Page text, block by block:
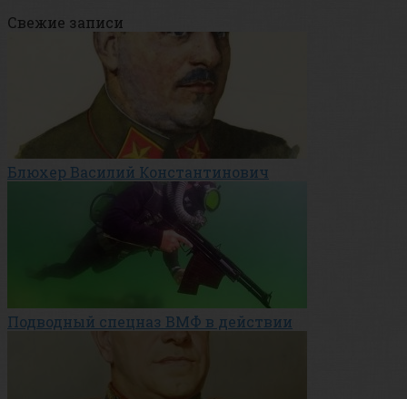
Свежие записи
Блюхер Василий Константинович
Подводный спецназ ВМФ в действии